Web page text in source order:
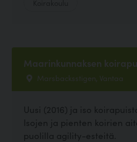
Maarinkunnaksen
Marsbacksstigen, Vantaa
Uusi (2016) ja iso
Isojen ja pienten koirien
puolilla agility-esteitä.